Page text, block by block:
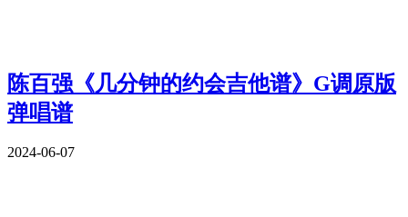
陈百强《几分钟的约会吉他谱》G调原版
弹唱谱
2024-06-07